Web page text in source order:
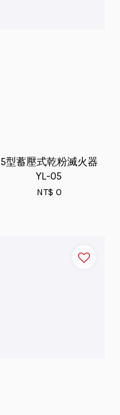
5型蓄壓式乾粉滅火器
YL-05
NT$ 0